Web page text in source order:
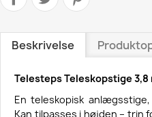
Beskrivelse
Telesteps Teleskopstige 3,8
En teleskopisk
Kan tilpasses i højden – trin